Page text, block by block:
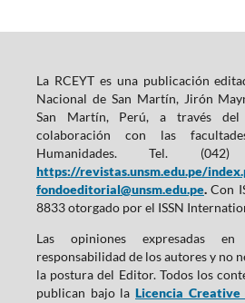
La RCEYT es una publicación
Nacional de San Martín, Jirón
San Martín, Perú, a través
colaboración con las
Humanidades. Tel.
https://revistas.unsm.edu.pe/
fondoeditorial@unsm.edu.pe.Con
8833 otorgado por el ISSN
Las opiniones expresadas
responsabilidad de los autores y no
la postura del Editor. Todos los
publican bajo la Licencia Creative